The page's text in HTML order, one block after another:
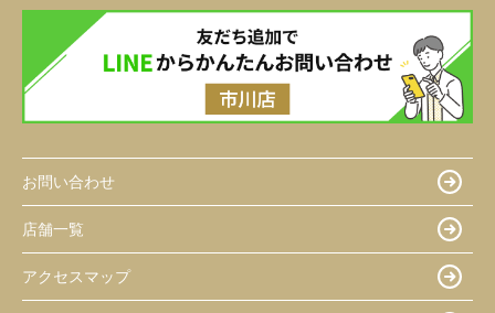
お問い合わせ
店舗一覧
アクセスマップ